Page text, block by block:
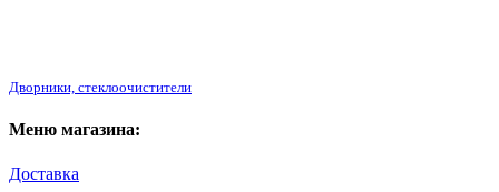
Дворники, стеклоочистители
Меню магазина:
Доставка